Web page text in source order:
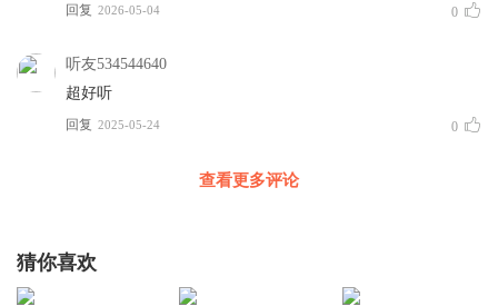
回复 2026-05-04 0
听友534544640
超好听
回复 2025-05-24 0
查看更多评论
猜你喜欢